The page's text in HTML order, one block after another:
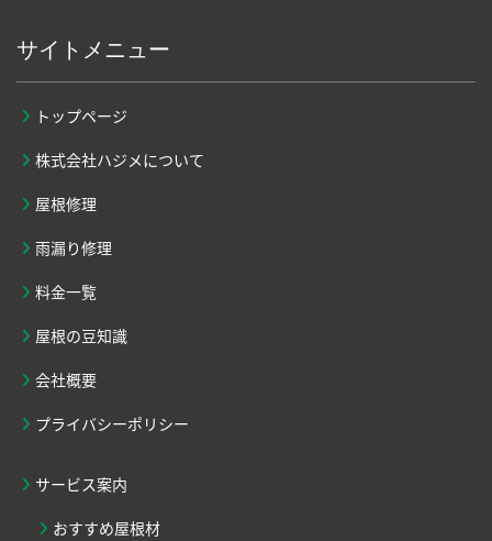
サイトメニュー
トップページ
株式会社ハジメについて
屋根修理
雨漏り修理
料金一覧
屋根の豆知識
会社概要
プライバシーポリシー
サービス案内
おすすめ屋根材